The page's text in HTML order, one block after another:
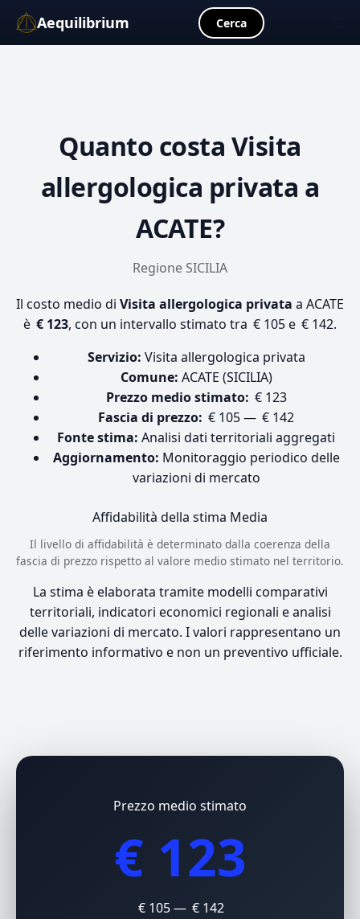
Aequilibrium Cerca
Quanto costa Visita
allergologica privata a
ACATE?
Regione SICILIA
Il costo medio di Visita allergologica privata a ACATE
è € 123, con un intervallo stimato tra € 105 e € 142.
Servizio: Visita allergologica privata
Comune: ACATE (SICILIA)
Prezzo medio stimato: € 123
Fascia di prezzo: € 105 — € 142
Fonte stima: Analisi dati territoriali aggregati
Aggiornamento: Monitoraggio periodico delle
variazioni di mercato
Affidabilità della stima Media
Il livello di affidabilità è determinato dalla coerenza della
fascia di prezzo rispetto al valore medio stimato nel territorio.
La stima è elaborata tramite modelli comparativi
territoriali, indicatori economici regionali e analisi
delle variazioni di mercato. I valori rappresentano un
riferimento informativo e non un preventivo ufficiale.
Prezzo medio stimato
€ 123
€ 105 — € 142